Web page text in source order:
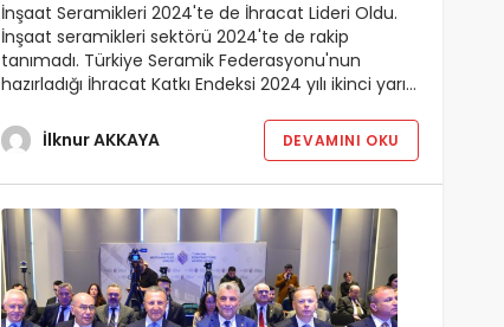
İnşaat Seramikleri 2024'te de İhracat Lideri Oldu.
İnşaat seramikleri sektörü 2024'te de rakip
tanımadı. Türkiye Seramik Federasyonu'nun
hazırladığı İhracat Katkı Endeksi 2024 yılı ikinci yarı…
İlknur AKKAYA DEVAMINI OKU